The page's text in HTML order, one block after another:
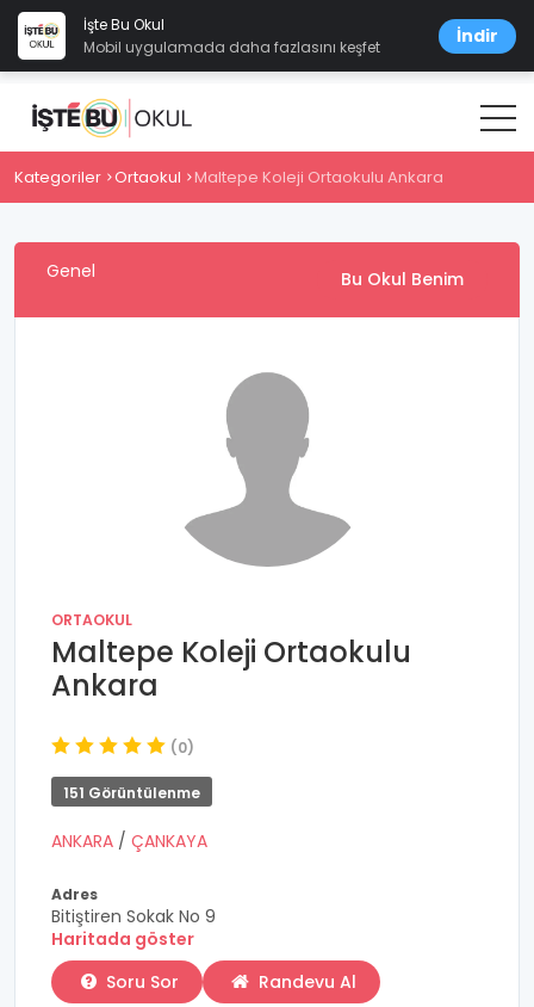
İşte Bu Okul
Mobil uygulamada daha fazlasını keşfet
İndir
Kategoriler Ortaokul Maltepe Koleji Ortaokulu Ankara
Genel Bu Okul Benim
ORTAOKUL
Maltepe Koleji Ortaokulu
Ankara
(0)
151 Görüntülenme
ANKARA / ÇANKAYA
Adres
Bitiştiren Sokak No 9
Haritada göster
Soru Sor
Randevu Al